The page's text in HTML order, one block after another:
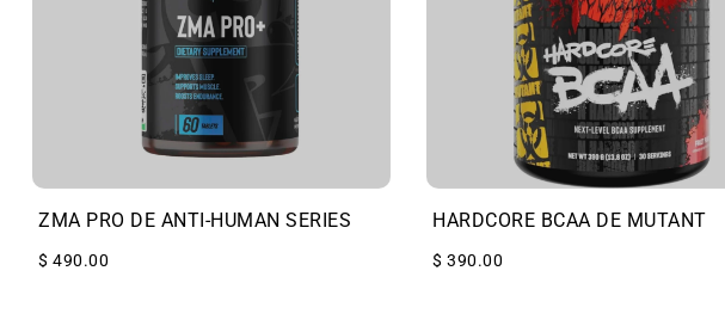
ZMA PRO DE ANTI-HUMAN SERIES
$ 490.00
HARDCORE BCAA DE MUTANT
$ 390.00